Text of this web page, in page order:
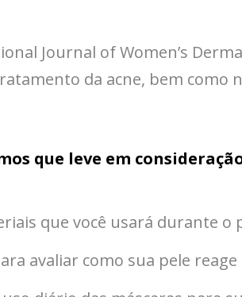
Journal of Women’s
da acne, bem como
que leve em
que você usará durante o
avaliar como sua pele